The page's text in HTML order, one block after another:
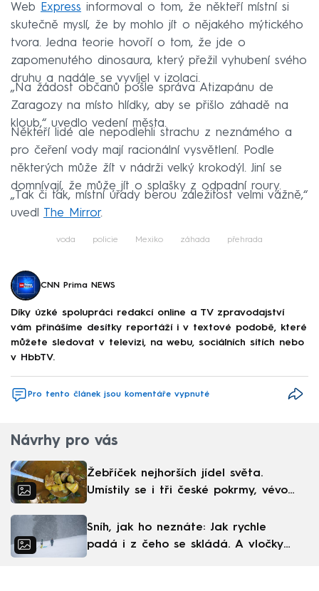
Web Express informoval o tom, že někteří místní si
skutečně myslí, že by mohlo jít o nějakého mýtického
tvora. Jedna teorie hovoří o tom, že jde o
zapomenutého dinosaura, který přežil vyhubení svého
druhu a nadále se vyvíjel v izolaci.
„Na žádost občanů pošle správa Atizapánu de
Zaragozy na místo hlídky, aby se přišlo záhadě na
kloub,“ uvedlo vedení města.
Někteří lidé ale nepodlehli strachu z neznámého a
pro čeření vody mají racionální vysvětlení. Podle
některých může žít v nádrži velký krokodýl. Jiní se
domnívají, že může jít o splašky z odpadní roury.
„Tak či tak, místní úřady berou záležitost velmi vážně,“
uvedl The Mirror.
voda policie Mexiko záhada přehrada
CNN Prima NEWS
Díky úzké spolupráci redakcí online a TV zpravodajství
vám přinášíme desítky reportáží i v textové podobě, které
můžete sledovat v televizi, na webu, sociálních sítích nebo
v HbbTV.
Pro tento článek jsou komentáře vypnuté
Návrhy pro vás
Žebříček nejhorších jídel světa.
Umístily se i tři české pokrmy, vévodí
Sníh, jak ho neznáte: Jak rychle
padá i z čeho se skládá. A vločky